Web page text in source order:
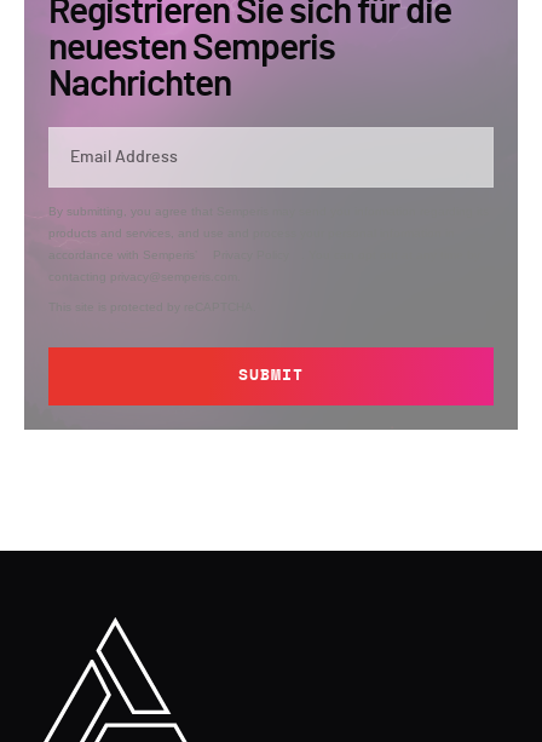
Registrieren Sie sich für die
neuesten Semperis
Nachrichten
By submitting, you agree that Semperis may send you information regarding its
products and services, and use and process your personal information in
accordance with Semperis’
contacting privacy@semperis.com.
SUBMIT